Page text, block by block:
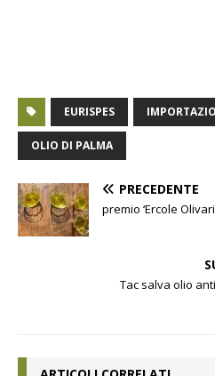
EURISPES
OLIO DI PALMA
PRECEDENTE
premio ‘Ercole
Tac salva olio